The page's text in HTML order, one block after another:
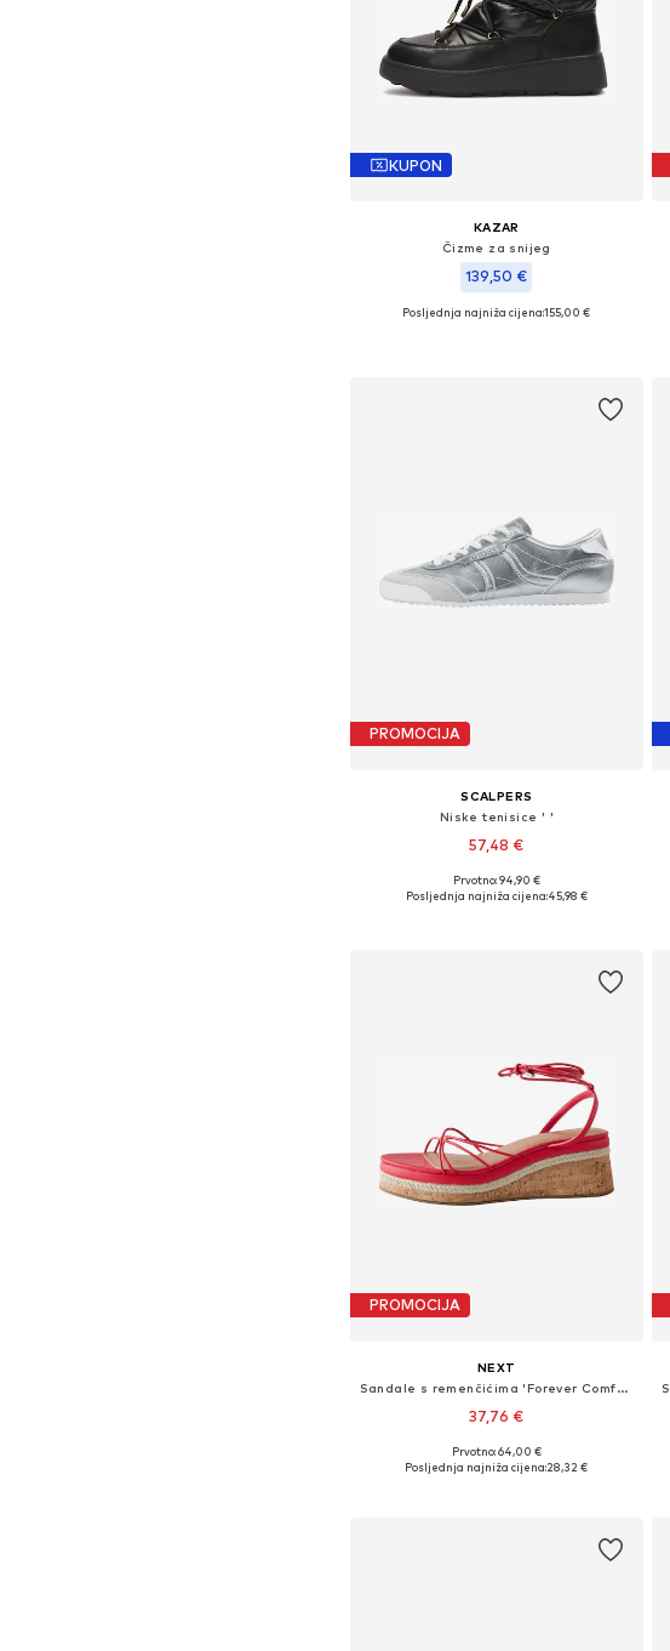
KUPON
KAZAR
Čizme za snijeg
139,50 €
Dostupne veličine: 36, 38, 39, 40
Posljednja najniža cijena:155,00 €
PROMOCIJA
SCALPERS
Niske tenisice ' '
57,48 €
Dostupne veličine: 36, 38, 39, 40
Prvotno: 94,90 €
Posljednja najniža cijena:45,98 €
PROMOCIJA
NEXT
Sandale s remenčićima 'Forever Comfort'
37,76 €
Dostupne veličine: 40
Prvotno: 64,00 €
Posljednja najniža cijena:28,32 €